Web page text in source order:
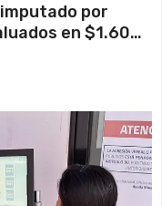
por
en $1.600